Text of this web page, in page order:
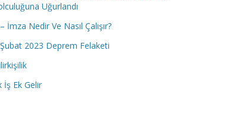
Uğurlandı
İmza Nedir Ve Nasıl Çalışır?
2023 Deprem Felaketi
İş Ek Gelir